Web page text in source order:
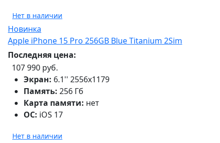
Нет в наличии
Новинка
Apple iPhone 15 Pro 256GB Blue Titanium 2Sim
Последняя цена:
107 990 руб.
Экран: 6.1'' 2556x1179
Память: 256 Гб
Карта памяти: нет
ОС: iOS 17
Нет в наличии